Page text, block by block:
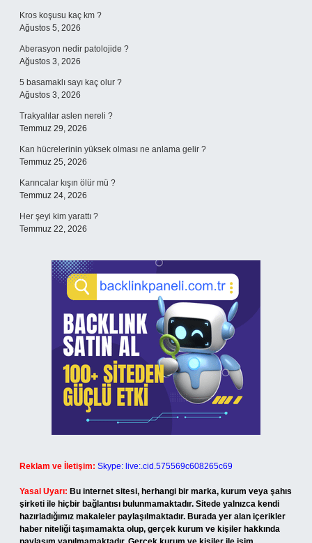
Kros koşusu kaç km ?
Ağustos 5, 2026
Aberasyon nedir patolojide ?
Ağustos 3, 2026
5 basamaklı sayı kaç olur ?
Ağustos 3, 2026
Trakyalılar aslen nereli ?
Temmuz 29, 2026
Kan hücrelerinin yüksek olması ne anlama gelir ?
Temmuz 25, 2026
Karıncalar kışın ölür mü ?
Temmuz 24, 2026
Her şeyi kim yarattı ?
Temmuz 22, 2026
Reklam ve İletişim: Skype: live:.cid.575569c608265c69
Yasal Uyarı: Bu internet sitesi, herhangi bir marka, kurum veya şahıs
şirketi ile hiçbir bağlantısı bulunmamaktadır. Sitede yalnızca kendi
hazırladığımız makaleler paylaşılmaktadır. Burada yer alan içerikler
haber niteliği taşımamakta olup, gerçek kurum ve kişiler hakkında